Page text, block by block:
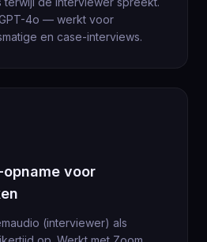
4o — werkt voor
en case-interviews.
voor
(interviewer) als